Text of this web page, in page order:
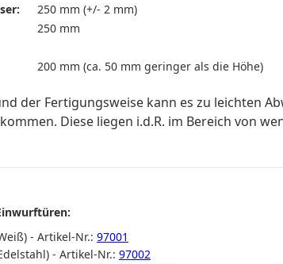
:
250 mm (+/- 2 mm)
250 mm
200 mm (ca. 50 mm geringer als die Höhe)
der Fertigungsweise kann es zu leichten
Diese liegen i.d.R. im Bereich von
- Artikel-Nr.: 97001
- Artikel-Nr.: 97002